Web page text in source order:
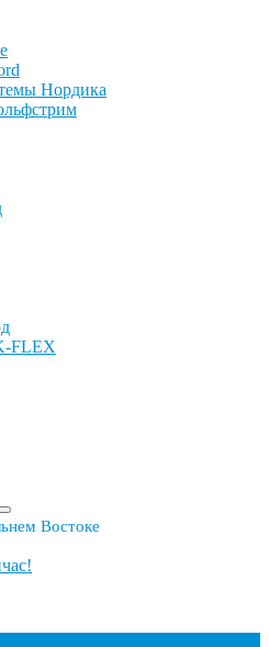
Нордика
FLEX
Востоке